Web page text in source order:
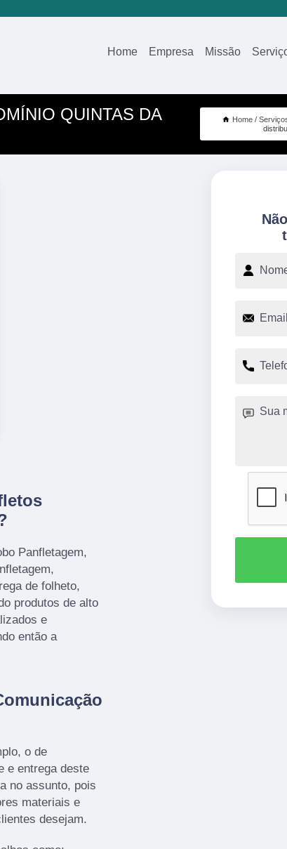
Home Empresa Missão
QUINTAS DA
Home
Panfletagem,
de folheto,
produtos de alto
e
então a
o de
e entrega deste
no assunto, pois
materiais e
desejam.